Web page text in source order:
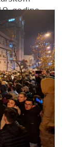
godine
suda u
i u